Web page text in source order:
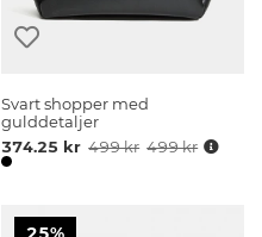
Svart shopper med
gulddetaljer
374.25 kr 499 kr 499 kr